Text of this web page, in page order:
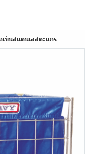
นสเเตนเลสตะแกรงแฮนด์เดียว พร้อมถุงผ้าคูนิล่อน